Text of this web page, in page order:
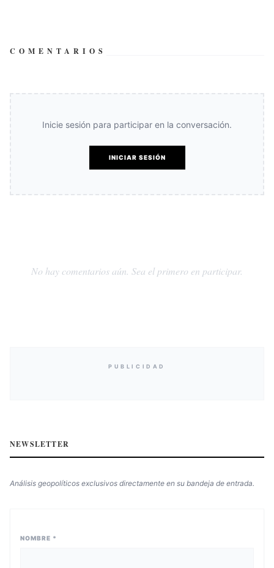
COMENTARIOS
Inicie sesión para participar en la conversación.
INICIAR SESIÓN
No hay comentarios aún. Sea el primero en participar.
PUBLICIDAD
NEWSLETTER
Análisis geopolíticos exclusivos directamente en su bandeja de entrada.
NOMBRE *